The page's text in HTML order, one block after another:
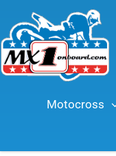
Motocross